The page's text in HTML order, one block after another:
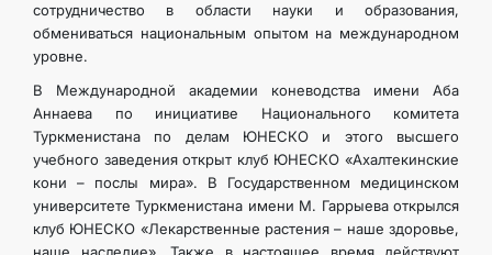
сотрудничество в области науки и образования,
обмениваться национальным опытом на международном
уровне.
В Международной академии коневодства имени Аба
Аннаева по инициативе Национального комитета
Туркменистана по делам ЮНЕСКО и этого высшего
учебного заведения открыт клуб ЮНЕСКО «Ахалтекинские
кони – послы мира». В Государственном медицинском
университете Туркменистана имени М. Гаррыева открылся
клуб ЮНЕСКО «Лекарственные растения – наше здоровье,